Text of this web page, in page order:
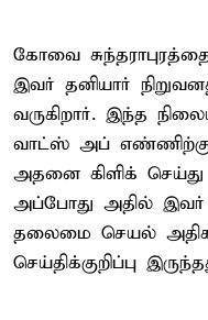
கோவை
இவர் தனியார்
வருகிறார். இந்த
வாட்ஸ் அப் எண்ணிற்கு
அதனை கிளிக்
அப்போது அதில் இவர்
தலைமை செயல்
செய்திக்குறிப்பு